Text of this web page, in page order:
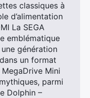
classiques à
d’alimentation
La SEGA
emblématique
génération
un format
MegaDrive Mini
parmi
Dolphin –